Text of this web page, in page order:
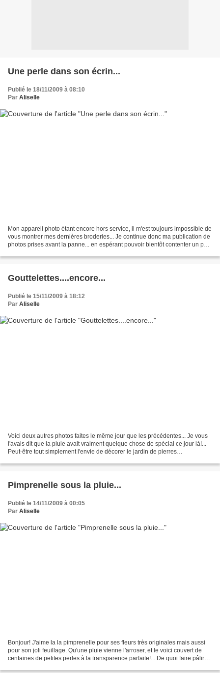
Une perle dans son écrin...
Publié le 18/11/2009 à 08:10
Par Aliselle
Mon appareil photo étant encore hors service, il m'est toujours impossible de
vous montrer mes dernières broderies... Je continue donc ma publication de
photos prises avant la panne... en espérant pouvoir bientôt contenter un peu
Gouttelettes....encore...
Publié le 15/11/2009 à 18:12
Par Aliselle
Voici deux autres photos faites le même jour que les précédentes... Je vous
l'avais dit que la pluie avait vraiment quelque chose de spécial ce jour là!...
Peut-être tout simplement l'envie de décorer le jardin de pierres
Pimprenelle sous la pluie...
Publié le 14/11/2009 à 00:05
Par Aliselle
Bonjour! J'aime la la pimprenelle pour ses fleurs très originales mais aussi
pour son joli feuillage. Qu'une pluie vienne l'arroser, et le voici couvert de
centaines de petites perles à la transparence parfaite!... De quoi faire pâlir